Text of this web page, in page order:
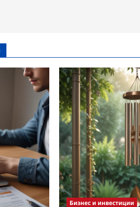
Бизнес и инвестиции